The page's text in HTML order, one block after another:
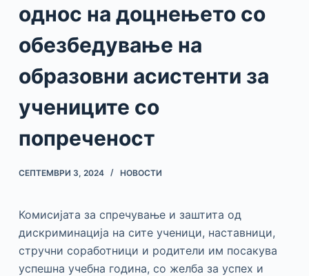
однос на доцнењето со
обезбедување на
образовни асистенти за
учениците со
попреченост
СЕПТЕМВРИ 3, 2024 НОВОСТИ
Комисијата за спречување и заштита од
дискриминација на сите ученици, наставници,
стручни соработници и родители им посакува
успешна учебна година, со желба за успех и